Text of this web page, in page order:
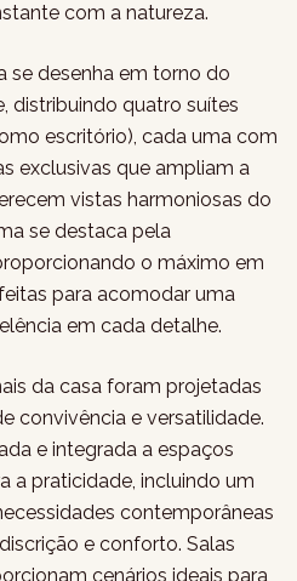
com a natureza.
se desenha em torno do
distribuindo quatro suítes
escritório), cada uma com
exclusivas que ampliam a
vistas harmoniosas do
se destaca pela
o máximo em
para acomodar uma
em cada detalhe.
da casa foram projetadas
convivência e versatilidade.
e integrada a espaços
a praticidade, incluindo um
contemporâneas
e conforto. Salas
cenários ideais para